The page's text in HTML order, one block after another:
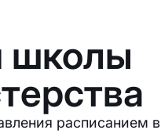
школы
расписанием в